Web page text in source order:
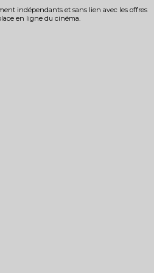
indépendants et sans lien avec les offres
en ligne du cinéma.